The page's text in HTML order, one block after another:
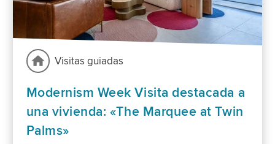
Visitas guiadas
Modernism Week Visita destacada a
una vivienda: «The Marquee at Twin
Palms»